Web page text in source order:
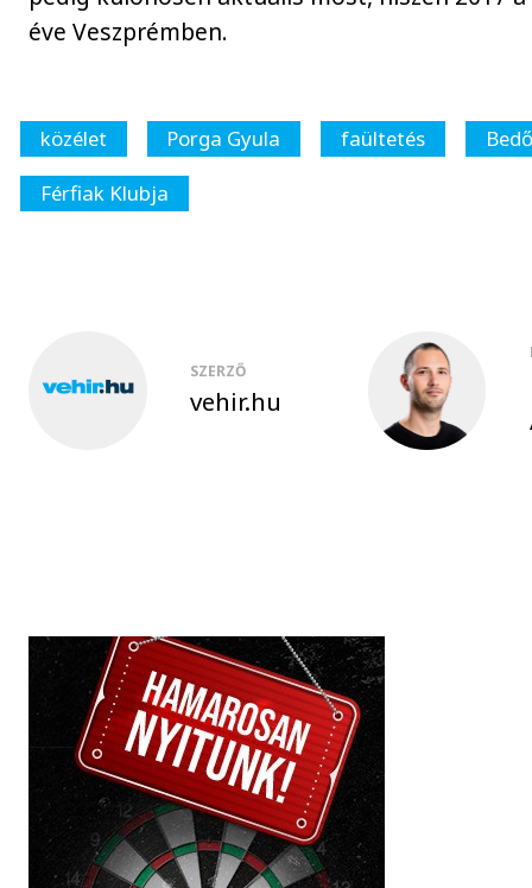
éve Veszprémben.
közélet Porga Gyula faültetés
Férfiak Klubja
SZERZŐ
vehir.hu